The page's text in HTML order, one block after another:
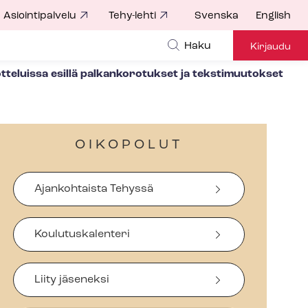
Asiointipalvelu Tehy-lehti Svenska English
Haku Kirjaudu
esillä palkankorotukset ja tekstimuutokset
OIKOPOLUT
Ajankohtaista Tehyssä
Koulutuskalenteri
Liity jäseneksi